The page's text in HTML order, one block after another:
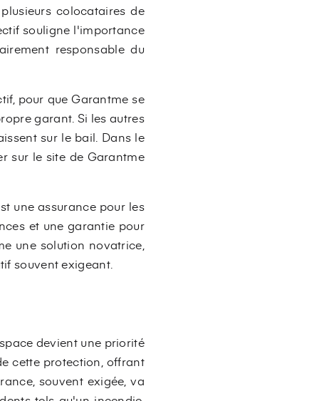
colocataires de
souligne l'importance
responsable du
pour que Garantme se
garant. Si les autres
sur le bail. Dans le
sur le site de Garantme
une assurance pour les
et une garantie pour
une solution novatrice,
souvent exigeant.
devient une priorité
cette protection, offrant
souvent exigée, va